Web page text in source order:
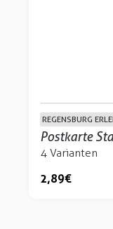
REGENSBURG
Postkarte
4 Varianten
2,89 €